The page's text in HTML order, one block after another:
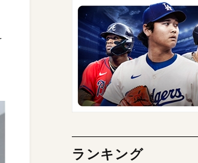
ランキング